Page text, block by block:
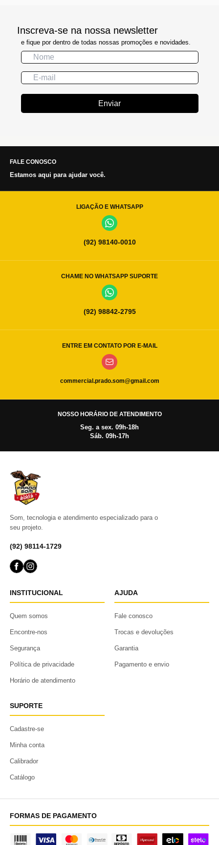
Inscreva-se na nossa newsletter
e fique por dentro de todas nossas promoções e novidades.
Enviar
FALE CONOSCO
Estamos aqui para ajudar você.
LIGAÇÃO E WHATSAPP
(92) 98140-0010
CHAME NO WHATSAPP SUPORTE
(92) 98842-2795
ENTRE EM CONTATO POR E-MAIL
commercial.prado.som@gmail.com
NOSSO HORÁRIO DE ATENDIMENTO
Seg. a sex. 09h-18h
Sáb. 09h-17h
Som, tecnologia e atendimento especializado para o
seu projeto.
(92) 98114-1729
INSTITUCIONAL
Quem somos
Encontre-nos
Segurança
Política de privacidade
Horário de atendimento
AJUDA
Fale conosco
Trocas e devoluções
Garantia
Pagamento e envio
SUPORTE
Cadastre-se
Minha conta
Calibrador
Catálogo
FORMAS DE PAGAMENTO